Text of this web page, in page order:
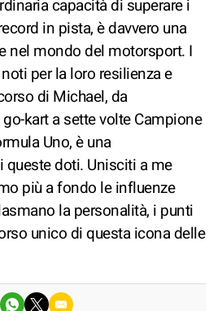
capacità di superare i
in pista, è davvero una
nel mondo del motorsport. I
per la loro resilienza e
di Michael, da
kart a sette volte Campione
Uno, è una
doti. Unisciti a me
più a fondo le influenze
la personalità, i punti
unico di questa icona delle